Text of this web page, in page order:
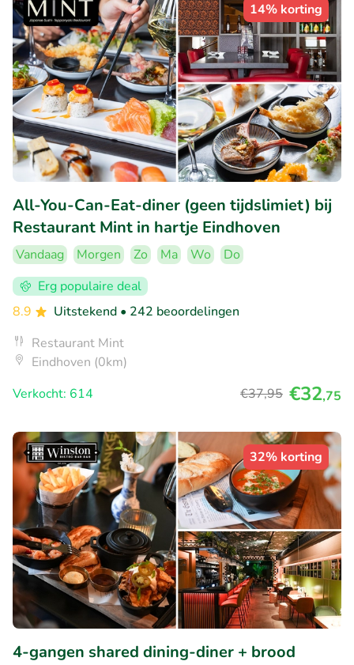
14% korting
All-You-Can-Eat-diner (geen tijdslimiet) bij
Restaurant Mint in hartje Eindhoven
Vandaag Morgen Zo Ma Wo
Do
Erg populaire deal
8.9
Uitstekend • 242 beoordelingen
Restaurant Mint
Eindhoven (0km)
Verkocht: 614
€37,95 €32,75
32% korting
4-gangen shared dining-diner + brood